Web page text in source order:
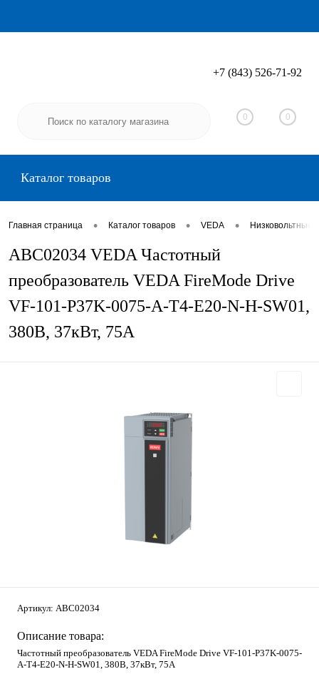
Вход Регистрация
+7 (843) 526-71-92
0 0
Каталог товаров
Главная страница • Каталог товаров • VEDA •
ABC02034 VEDA Частотный
преобразователь VEDA FireMode Drive
VF-101-P37K-0075-A-T4-E20-N-H-SW01,
380В, 37кВт, 75А
Артикул: ABC02034
Описание товара:
Частотный преобразователь VEDA FireMode Drive VF-101-P37K-0075-
A-T4-E20-N-H-SW01, 380В, 37кВт, 75А